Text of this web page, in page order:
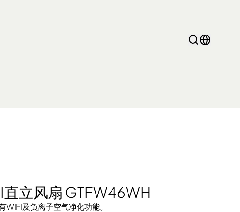
器电热水瓶 养生壶多功能煮食锅
立风扇 GTFW46WH
及负离子空气净化功能。